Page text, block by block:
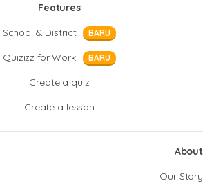
Features
School & District
BARU
Quizizz for Work BARU
Create a quiz
Create a lesson
About
Our Story